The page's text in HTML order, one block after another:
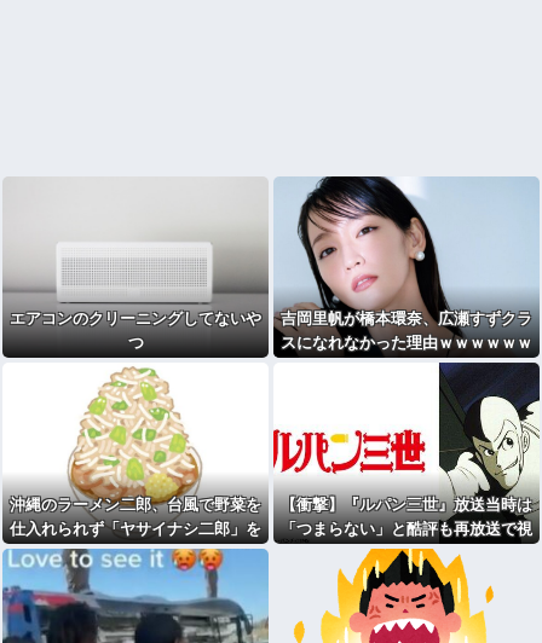
エアコンのクリーニングしてないや
つ
吉岡里帆が橋本環奈、広瀬すずクラ
スになれなかった理由ｗｗｗｗｗｗ
沖縄のラーメン二郎、台風で野菜を
仕入れられず「ヤサイナシ二郎」を
提供
【衝撃】『ルパン三世』放送当時は
「つまらない」と酷評も再放送で視
聴率30％超えｗｗｗｗｗｗｗｗｗｗ